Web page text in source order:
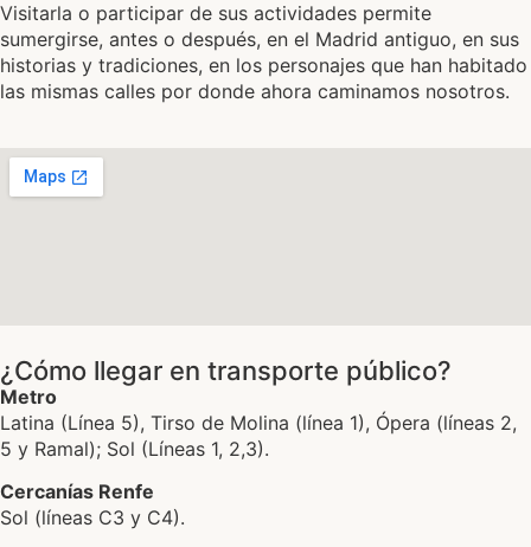
Visitarla o participar de sus actividades permite
sumergirse, antes o después, en el Madrid antiguo, en sus
historias y tradiciones, en los personajes que han habitado
las mismas calles por donde ahora caminamos nosotros.
¿Cómo llegar en transporte público?
Metro
Latina (Línea 5), Tirso de Molina (línea 1), Ópera (líneas 2,
5 y Ramal); Sol (Líneas 1, 2,3).
Cercanías Renfe
Sol (líneas C3 y C4).